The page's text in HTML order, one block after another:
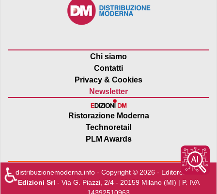
Chi siamo
Contatti
Privacy & Cookies
Newsletter
Ristorazione Moderna
Technoretail
PLM Awards
distribuzionemoderna.info - Copyright © 2026 - Editore:Edra
Edizioni Srl - Via G. Piazzi, 2/4 - 20159 Milano (MI) | P. IVA
14392510963